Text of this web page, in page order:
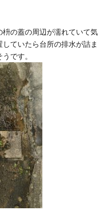
枡の蓋の周辺が濡れていて気
ていたら台所の排水が詰ま
です。